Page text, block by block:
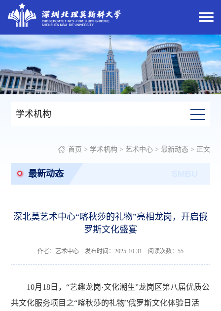
学术机构
首页 > 学术机构 > 艺术中心> 最新动态> 正文
最新动态
深北莫艺术中心“喀秋莎的礼物”亮相龙岗，开启俄
罗斯文化盛宴
作者：艺术中心 发布时间：2025-10-31 阅读次数： 55
10月18日，“艺趣龙岗·文化潮生”龙岗区第八届优质公
共文化服务项目之“喀秋莎的礼物”俄罗斯文化体验日活